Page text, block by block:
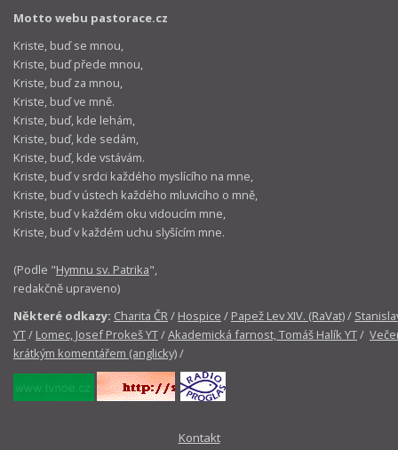
Motto webu pastorace.cz
Kriste, buď se mnou,
Kriste, buď přede mnou,
Kriste, buď za mnou,
Kriste, buď ve mně.
Kriste, buď, kde lehám,
Kriste, buď, kde sedám,
Kriste, buď, kde vstávám.
Kriste, buď v srdci každého myslícího na mne,
Kriste, buď v ústech každého mluvicího o mně,
Kriste, buď v každém oku vidoucím mne,
Kriste, buď v každém uchu slyšícím mne.
(Podle "Hymnu sv. Patrika",
redakčně upraveno)
Některé odkazy: Charita ČR/ Hospice / Papež Lev XIV. (RaVat)/
YT/ Lomec, Josef Prokeš YT/Akademická farnost, Tomáš Halík YT/
krátkým komentářem (anglicky)/
Kontakt